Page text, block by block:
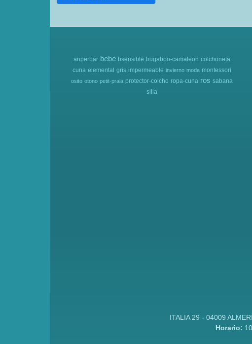
anperbar bebe bsensible bugaboo-camaleon colchoneta
cuna elemental gris impermeable invierno moda montessori
osito otono petit-praia protector-colcho ropa-cuna ros sabana
silla
ITALIA 29 - 04009
Horario: